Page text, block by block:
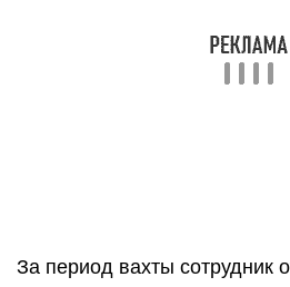
За период вахты сотрудник